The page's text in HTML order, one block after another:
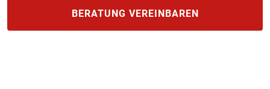
BERATUNG VEREINBAREN